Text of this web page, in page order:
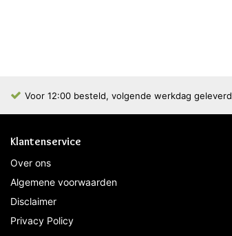
Voor 12:00 besteld, volgende werkdag geleverd
Klantenservice
Over ons
Algemene voorwaarden
Disclaimer
Privacy Policy